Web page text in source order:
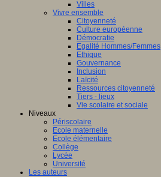
Villes
Vivre ensemble
Citoyenneté
Culture européenne
Démocratie
Egalité Hommes/Femmes
Ethique
Gouvernance
Inclusion
Laïcité
Ressources citoyenneté
Tiers - lieux
Vie scolaire et sociale
Niveaux
Périscolaire
Ecole maternelle
Ecole élémentaire
Collège
Lycée
Université
Les auteurs